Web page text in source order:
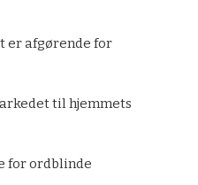
er afgørende for
til hjemmets
for ordblinde